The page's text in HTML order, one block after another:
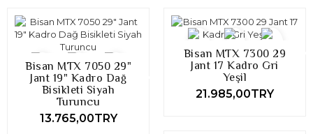
Bisan MTX 7050 29"
Jant 19" Kadro Dağ
Bisikleti Siyah
Turuncu
13.765,00TRY
Bisan MTX 7300 29
Jant 17 Kadro Gri
Yeşil
21.985,00TRY